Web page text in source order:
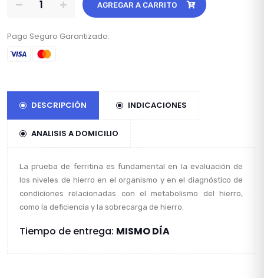
AGREGAR A CARRITO
Pago Seguro Garantizado:
DESCRIPCIÓN INDICACIONES
ANALISIS A DOMICILIO
La prueba de ferritina es fundamental en la evaluación de
los niveles de hierro en el organismo y en el diagnóstico de
condiciones relacionadas con el metabolismo del hierro,
como la deficiencia y la sobrecarga de hierro.
Tiempo de entrega: MISMO DÍA